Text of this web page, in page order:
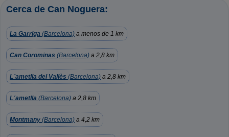
Cerca de Can Noguera:
La Garriga (Barcelona) a menos de 1 km
Can Corominas (Barcelona) a 2,8 km
L´ametlla del Vallès (Barcelona) a 2,8 km
L´ametlla (Barcelona) a 2,8 km
Montmany (Barcelona) a 4,2 km